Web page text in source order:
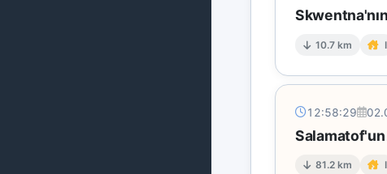
10.7 km I
12:58:29
Salamatof'un
81.2 km I